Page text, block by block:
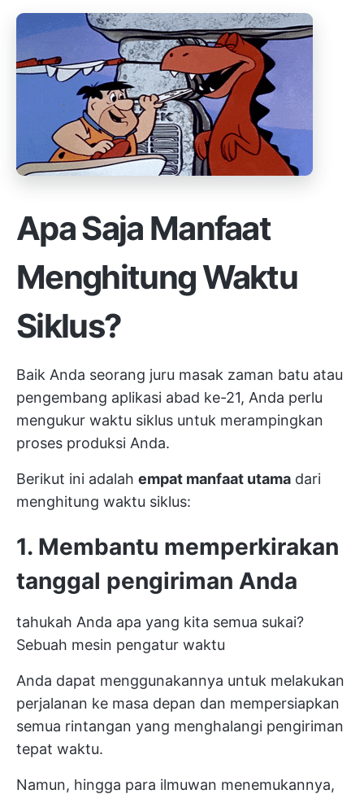
Apa Saja Manfaat
Menghitung Waktu
Siklus?
Baik Anda seorang juru masak zaman batu atau
pengembang aplikasi abad ke-21, Anda perlu
mengukur waktu siklus untuk merampingkan
proses produksi Anda.
Berikut ini adalah empat manfaat utama dari
menghitung waktu siklus:
1. Membantu memperkirakan
tanggal pengiriman Anda
tahukah Anda apa yang kita semua sukai?
Sebuah mesin pengatur waktu
Anda dapat menggunakannya untuk melakukan
perjalanan ke masa depan dan mempersiapkan
semua rintangan yang menghalangi pengiriman
tepat waktu.
Namun, hingga para ilmuwan menemukannya,